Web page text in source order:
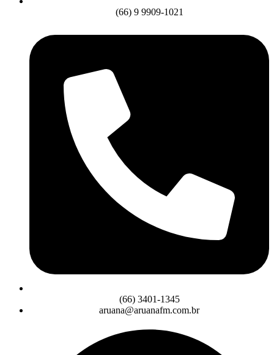
(66) 9 9909-1021
(66) 3401-1345
aruana@aruanafm.com.br